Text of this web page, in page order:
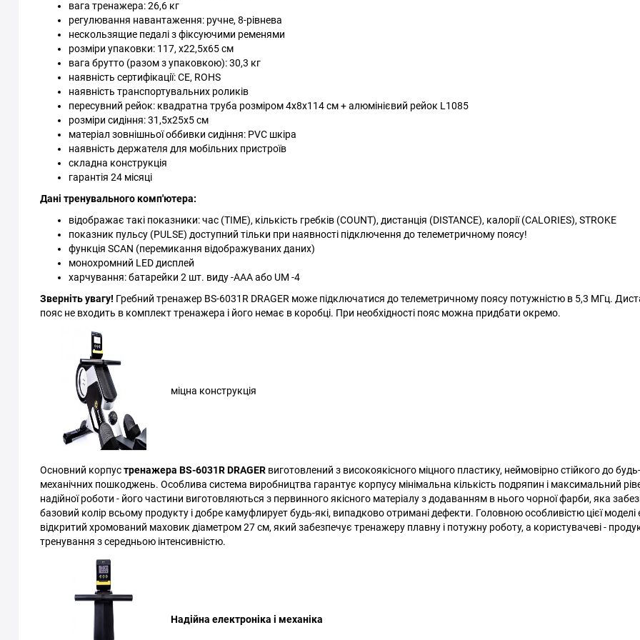
вага тренажера: 26,6 кг
регулювання навантаження: ручне, 8-рівнева
нескользящие педалі з фіксуючими ременями
розміри упаковки: 117, х22,5x65 см
вага брутто (разом з упаковкою): 30,3 кг
наявність сертифікації: CE, ROHS
наявність транспортувальних роликів
пересувний рейок: квадратна труба розміром 4х8х114 см + алюмінієвий рейок L1085
розміри сидіння: 31,5х25х5 см
матеріал зовнішньої оббивки сидіння: PVC шкіра
наявність держателя для мобільних пристроїв
складна конструкція
гарантія 24 місяці
Дані тренувального комп'ютера:
відображає такі показники: час (TIME), кількість гребків (COUNT), дистанція (DISTANCE), калорії (CALORIES), STROKE
показник пульсу (PULSE) доступний тільки при наявності підключення до телеметричному поясу!
функція SCAN (перемикання відображуваних даних)
монохромний LED дисплей
харчування: батарейки 2 шт. виду -AAA або UM -4
Зверніть увагу! Гребний тренажер BS-6031R DRAGER може підключатися до телеметричному поясу потужністю в 5,3 МГц.
пояс не входить в комплект тренажера і його немає в коробці. При необхідності пояс можна придбати окремо.
міцна конструкція
Основний корпустренажера BS-6031R DRAGER виготовлений з високоякісного міцного пластику, неймовірно стійкого до
механічних пошкоджень. Особлива система виробництва гарантує корпусу мінімальна кількість подряпин і максимальний
надійної роботи - його частини виготовляються з первинного якісного матеріалу з додаванням в нього чорної фарби, яка
базовий колір всьому продукту і добре камуфлирует будь-які, випадково отримані дефекти. Головною особливістю цієї моделі
відкритий хромований маховик діаметром 27 см, який забезпечує тренажеру плавну і потужну роботу, а користувачеві -
тренування з середньою інтенсивністю.
Надійна електроніка і механіка